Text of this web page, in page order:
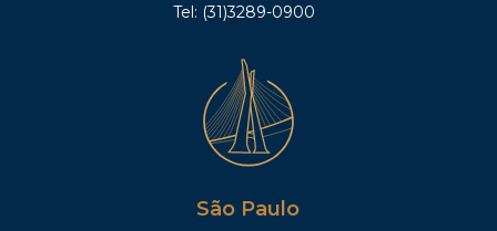
Tel: (31)3289-0900
São Paulo